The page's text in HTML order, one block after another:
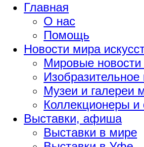
Главная
О нас
Помощь
Новости мира
Мировые новости
Изобразительное
Музеи и галереи
Коллекционеры и
Выставки, афиша
Выставки в мире